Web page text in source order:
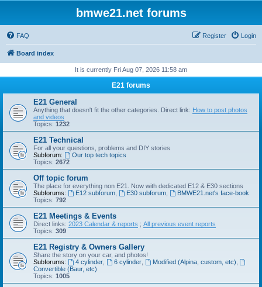
bmwe21.net forums
FAQ Login
Register
Board index
It is currently Fri Aug 07, 2026 11:58 am
E21 forums
E21 General
Anything that doesn't fit the other categories. Direct link: How to post photos
and videos
Topics: 1232
E21 Technical
For all your questions, problems and DIY stories
Subforum:
Our top tech topics
Topics: 2672
Off topic forum
The place for everything non E21. Now with dedicated E12 & E30 sections
Subforums:
E12 subforum, E30 subforum,
BMWE21.net's face-book
Topics: 792
E21 Meetings & Events
Direct links: 2023 Calendar & reports ; All previous event reports
Topics: 309
E21 Registry & Owners Gallery
Share the story on your car, and photos!
Subforums:
4 cylinder, 6 cylinder, Modified (Alpina, custom, etc)
Convertible (Baur, etc)
Topics: 1005